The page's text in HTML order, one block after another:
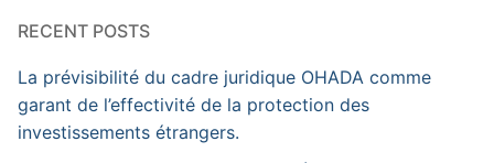
RECENT POSTS
La prévisibilité du cadre juridique OHADA comme
garant de l’effectivité de la protection des
investissements étrangers.